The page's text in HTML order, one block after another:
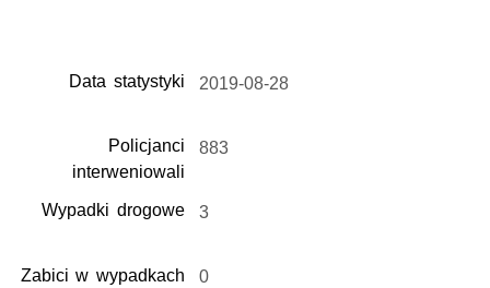
Data statystyki 2019-08-28
Policjanci
interweniowali
883
Wypadki drogowe 3
Zabici w wypadkach 0